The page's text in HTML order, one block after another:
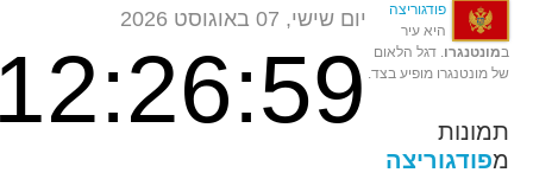
פודגוריצה
היא עיר
במונטנגרו. דגל הלאום
של מונטנגרו מופיע בצד.
תמונות
מפודגוריצה
יום שישי, 07 באוגוסט 2026